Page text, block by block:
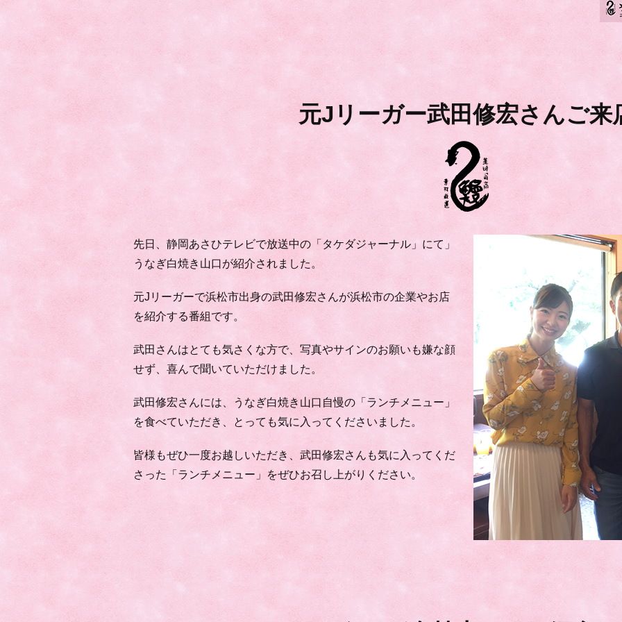
元Jリーガー武田修宏さんご来
先日、静岡あさひテレビで放送中の「タケダジャーナル」にて」
うなぎ白焼き山口が紹介されました。
元Jリーガーで浜松市出身の武田修宏さんが浜松市の企業やお店
を紹介する番組です。
武田さんはとても気さくな方で、写真やサインのお願いも嫌な顔
せず、喜んで聞いていただけました。
武田修宏さんには、うなぎ白焼き山口自慢の「ランチメニュー」
を食べていただき、とっても気に入ってくださいました。
皆様もぜひ一度お越しいただき、武田修宏さんも気に入ってくだ
さった「ランチメニュー」をぜひお召し上がりください。